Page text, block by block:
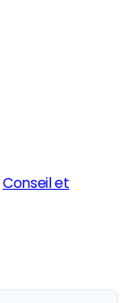
Conseil et